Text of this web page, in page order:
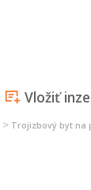
Vložiť
> Trojizbový byt na